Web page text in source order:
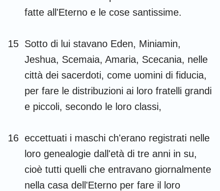
1 2 3 4 5 6 7
8 9 10 11 12 13 14
15 16 17 18 19 20
29 31 32 33
36
fatte all'Eterno e le cose santissime.
15 Sotto di lui stavano Eden, Miniamin,
Jeshua, Scemaia, Amaria, Scecania, nelle
città dei sacerdoti, come uomini di fiducia,
per fare le distribuzioni ai loro fratelli grandi
e piccoli, secondo le loro classi,
16 eccettuati i maschi ch'erano registrati nelle
loro genealogie dall'età di tre anni in su,
cioè tutti quelli che entravano giornalmente
nella casa dell'Eterno per fare il loro